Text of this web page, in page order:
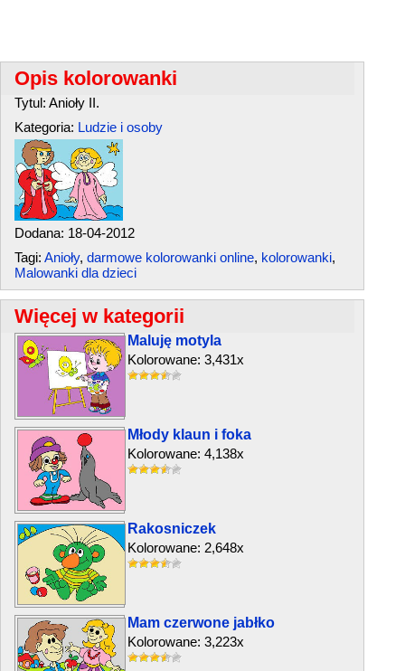
Opis kolorowanki
Tytul: Anioły II.
Kategoria: Ludzie i osoby
Dodana: 18-04-2012
Tagi: Anioły, darmowe kolorowanki online, kolorowanki,
Malowanki dla dzieci
Więcej w kategorii
Maluję motyla
Kolorowane: 3,431x
Młody klaun i foka
Kolorowane: 4,138x
Rakosniczek
Kolorowane: 2,648x
Mam czerwone jabłko
Kolorowane: 3,223x